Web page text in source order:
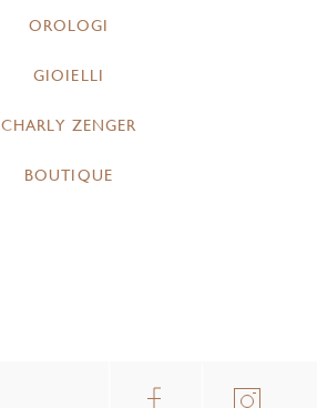
OROLOGI
GIOIELLI
CHARLY ZENGER
BOUTIQUE